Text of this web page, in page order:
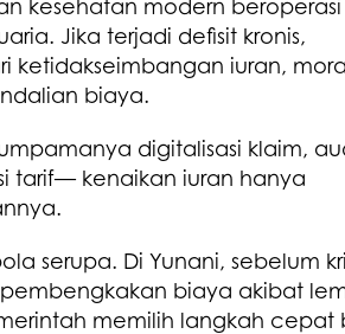
kesehatan modern
Jika terjadi defisit kronis,
ketidakseimbangan iuran,
biaya.
digitalisasi klaim,
tarif— kenaikan iuran hanya
serupa. Di Yunani, sebelum
biaya akibat
memilih langkah cepat